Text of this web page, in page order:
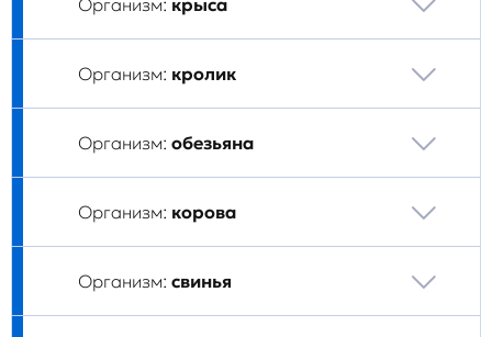
Организм: кролик
Организм: обезьяна
Организм: корова
Организм: свинья